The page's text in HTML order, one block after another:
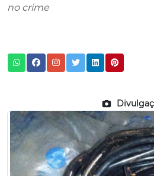
no crime